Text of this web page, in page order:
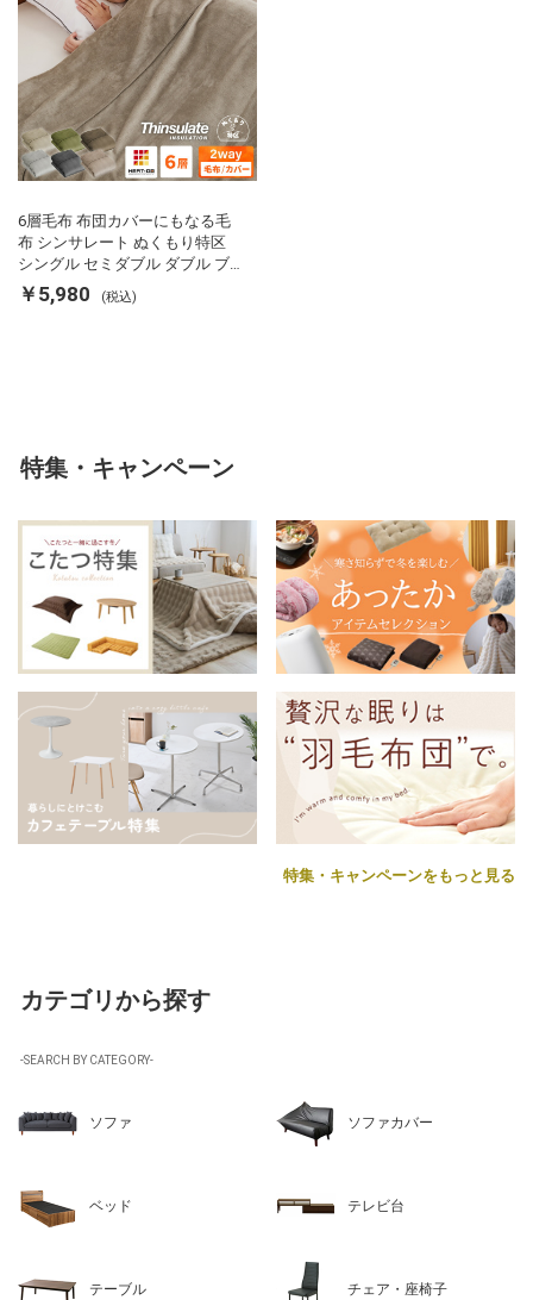
6層毛布 布団カバーにもなる毛
布 シンサレート ぬくもり特区
シングル セミダブル ダブル ブ
ランケット 掛け布団カバー フラ
ンネル 保温 蓄熱 吸湿 発熱 断熱
￥5,980 (税込)
特集・キャンペーン
特集・キャンペーンをもっと見る
カテゴリから探す
-SEARCH BY CATEGORY-
ソファ ソファカバー
ベッド テレビ台
テーブル チェア・座椅子